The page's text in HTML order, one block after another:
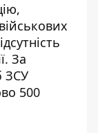
За
ЗСУ
500